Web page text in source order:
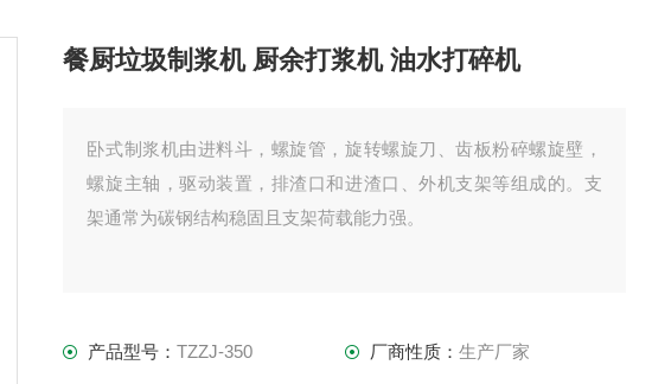
餐厨垃圾制浆机 厨余打浆机 油水打碎机
卧式制浆机由进料斗，螺旋管，旋转螺旋刀、齿板粉碎螺旋壁，
螺旋主轴，驱动装置，排渣口和进渣口、外机支架等组成的。支
架通常为碳钢结构稳固且支架荷载能力强。
产品型号：TZZJ-350 厂商性质： 生产厂家